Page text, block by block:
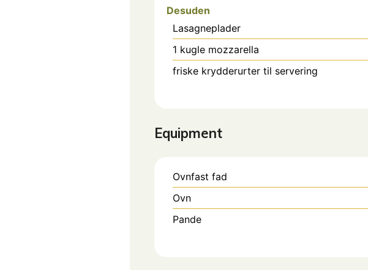
Desuden
Lasagneplader
1 kugle mozzarella
friske krydderurter til servering
Equipment
Ovnfast fad
Ovn
Pande